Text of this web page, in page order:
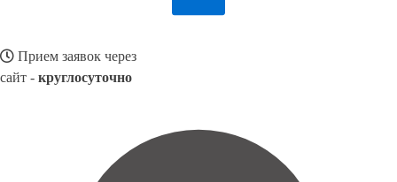
Прием заявок через
сайт - круглосуточно